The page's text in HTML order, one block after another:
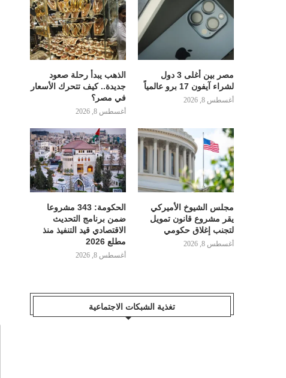
مصر بين أغلى 3 دول
لشراء آيفون 17 برو عالمياً
أغسطس 8, 2026
الذهب يبدأ رحلة صعود
جديدة.. كيف تتحرك الأسعار
في مصر؟
أغسطس 8, 2026
مجلس الشيوخ الأميركي
يقر مشروع قانون تمويل
لتجنب إغلاق حكومي
أغسطس 8, 2026
الحكومة: 343 مشروعا
ضمن برنامج التحديث
الاقتصادي قيد التنفيذ منذ
مطلع 2026
أغسطس 8, 2026
تغذية الشبكات الاجتماعية